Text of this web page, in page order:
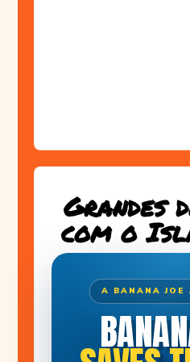
Grandes
com o
A BANANA JOE